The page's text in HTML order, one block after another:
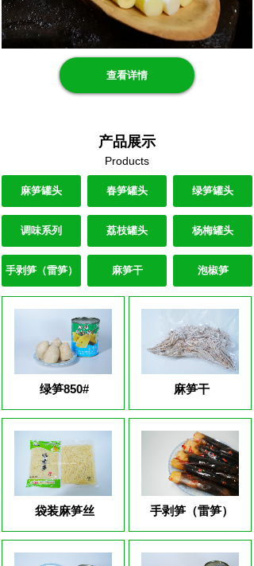
查看详情
产品展示
Products
麻笋干 泡椒笋
麻笋罐头 绿笋罐头
调味系列
春笋罐头
杨梅罐头
手剥笋（雷笋）
荔枝罐头
绿笋850# 麻笋干
袋装麻笋丝 手剥笋（雷笋）